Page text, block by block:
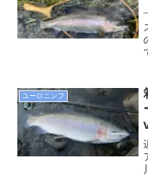
ユーロニンフ